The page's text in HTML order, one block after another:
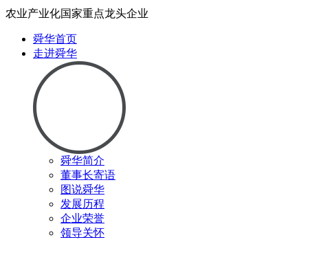
农业产业化国家重点龙头企业
舜华首页
走进舜华
舜华简介
董事长寄语
图说舜华
发展历程
企业荣誉
领导关怀